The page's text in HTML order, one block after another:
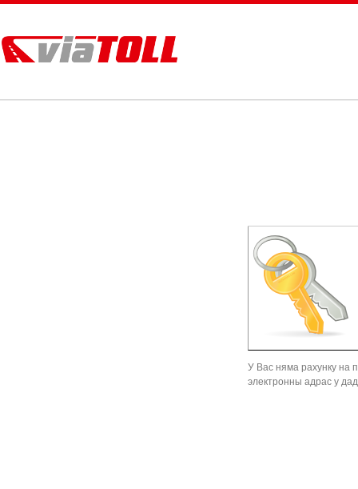
У Вас няма рахунку на
электронны адрас у